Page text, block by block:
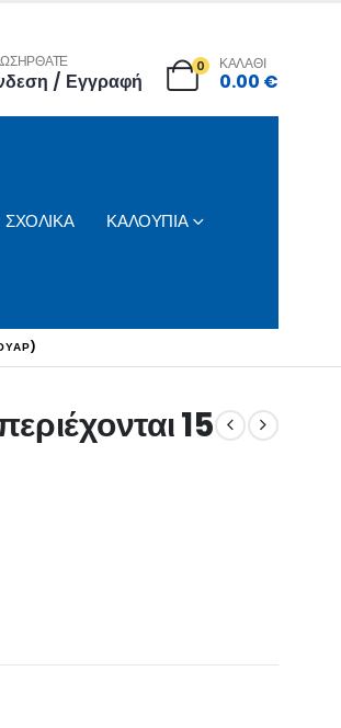
/ Εγγραφή
0 ΚΑΛΑΘΙ
0.00 €
ΣΧΟΛΙΚΑ ΚΑΛΟΥΠΙΑ
15